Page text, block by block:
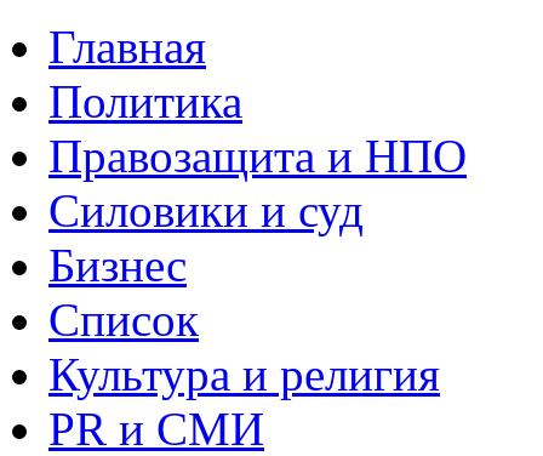
Главная
Политика
Правозащита и НПО
Силовики и суд
Бизнес
Список
Культура и религия
PR и СМИ